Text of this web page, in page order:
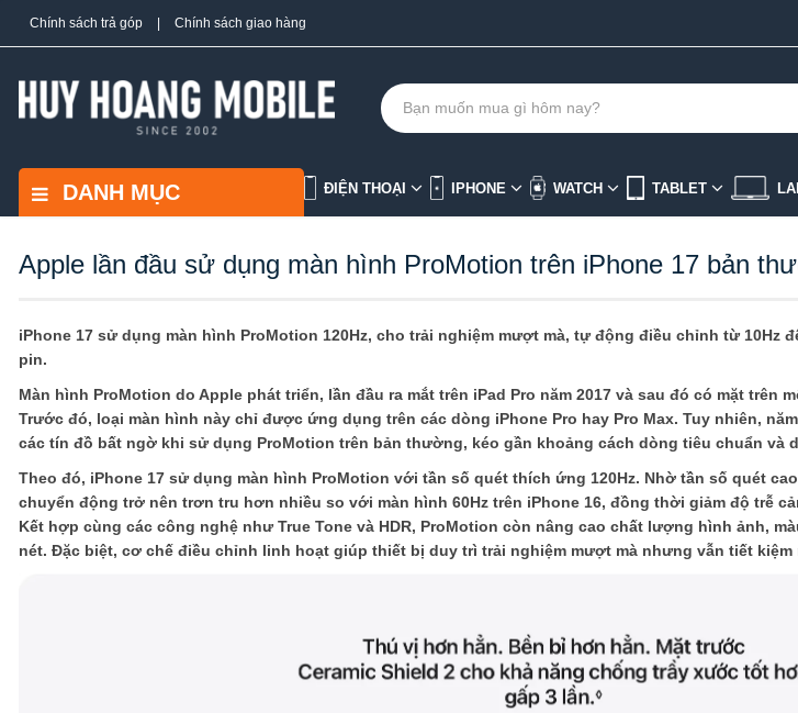
Chính sách trả góp Chính sách giao hàng
DANH MỤC ĐIỆN THOẠI IPHONE WATCH TABLET
Apple lần đầu sử dụng màn hình ProMotion trên iPhone 17 bản
iPhone 17 sử dụng màn hình ProMotion 120Hz, cho trải nghiệm mượt mà, tự động điều chỉnh từ 10Hz
pin.
Màn hình ProMotion do Apple phát triển, lần đầu ra mắt trên iPad Pro năm 2017 và sau đó có mặt trên
Trước đó, loại màn hình này chỉ được ứng dụng trên các dòng iPhone Pro hay Pro Max. Tuy nhiên,
các tín đồ bất ngờ khi sử dụng ProMotion trên bản thường, kéo gần khoảng cách dòng tiêu chuẩn và
Theo đó, iPhone 17 sử dụng màn hình ProMotion với tần số quét thích ứng 120Hz. Nhờ tần số quét
chuyển động trở nên trơn tru hơn nhiều so với màn hình 60Hz trên iPhone 16, đồng thời giảm độ trễ
Kết hợp cùng các công nghệ như True Tone và HDR, ProMotion còn nâng cao chất lượng hình ảnh,
nét. Đặc biệt, cơ chế điều chỉnh linh hoạt giúp thiết bị duy trì trải nghiệm mượt mà nhưng vẫn tiết